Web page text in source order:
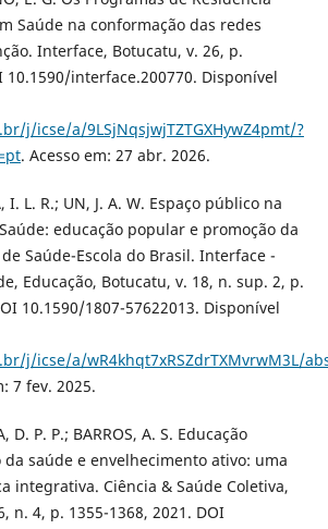
Saúde na conformação das redes
Interface, Botucatu, v. 26, p.
10.1590/interface.200770. Disponível
j/icse/a/9LSjNqsjwjTZTGXHywZ4pmt/?
. Acesso em: 27 abr. 2026.
I. L. R.; UN, J. A. W. Espaço público na
educação popular e promoção da
Saúde-Escola do Brasil. Interface -
Educação, Botucatu, v. 18, n. sup. 2, p.
10.1590/1807-57622013. Disponível
j/icse/a/wR4khqt7xRSZdrTXMvrwM3L/
7 fev. 2025.
D. P. P.; BARROS, A. S. Educação
saúde e envelhecimento ativo: uma
integrativa. Ciência & Saúde Coletiva,
n. 4, p. 1355-1368, 2021. DOI